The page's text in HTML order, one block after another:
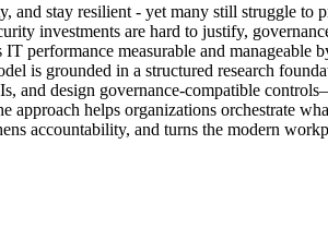
stay resilient - yet many still struggle to
investments are hard to justify,
performance measurable and manageable
is grounded in a structured research
and design governance-compatible
helps organizations orchestrate
accountability, and turns the modern